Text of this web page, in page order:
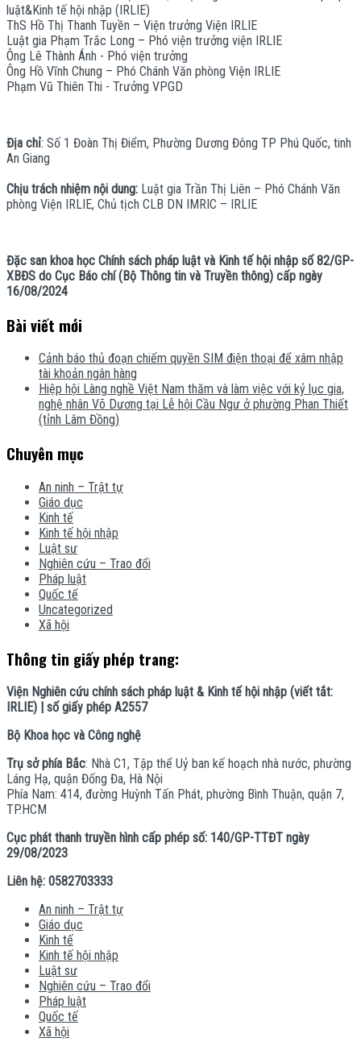
luật&Kinh tế hội nhập (IRLIE)
ThS Hồ Thị Thanh Tuyền – Viện trưởng Viện IRLIE
Luật gia Phạm Trắc Long – Phó viện trưởng viện IRLIE
Ông Lê Thành Ánh - Phó viện trưởng
Ông Hồ Vĩnh Chung – Phó Chánh Văn phòng Viện IRLIE
Phạm Vũ Thiên Thi - Trưởng VPGD
Địa chỉ: Số 1 Đoàn Thị Điểm, Phường Dương Đông TP Phú Quốc, tinh
An Giang
Chịu trách nhiệm nội dung: Luật gia Trần Thị Liên – Phó Chánh Văn
phòng Viện IRLIE, Chủ tịch CLB DN IMRIC – IRLIE
Đặc san khoa học Chính sách pháp luật và Kinh tế hội nhập số 82/GP-
XBĐS do Cục Báo chí (Bộ Thông tin và Truyền thông) cấp ngày
16/08/2024
Bài viết mới
Cảnh báo thủ đoạn chiếm quyền SIM điện thoại để xâm nhập
tài khoản ngân hàng
Hiệp hội Làng nghề Việt Nam thăm và làm việc với kỷ lục gia,
nghệ nhân Võ Dương tại Lễ hội Cầu Ngư ở phường Phan Thiết
(tỉnh Lâm Đồng)
Chuyên mục
An ninh – Trật tự
Giáo dục
Kinh tế
Kinh tế hội nhập
Luật sư
Nghiên cứu – Trao đổi
Pháp luật
Quốc tế
Uncategorized
Xã hội
Thông tin giấy phép trang:
Viện Nghiên cứu chính sách pháp luật & Kinh tế hội nhập (viết tắt:
IRLIE) | số giấy phép A2557
Bộ Khoa học và Công nghệ
Trụ sở phía Bắc: Nhà C1, Tập thể Uỷ ban kế hoạch nhà nước, phường
Láng Hạ, quận Đống Đa, Hà Nội
Phía Nam: 414, đường Huỳnh Tấn Phát, phường Bình Thuận, quận 7,
TP.HCM
Cục phát thanh truyền hình cấp phép số: 140/GP-TTĐT ngày
29/08/2023
Liên hệ: 0582703333
An ninh – Trật tự
Giáo dục
Kinh tế
Kinh tế hội nhập
Luật sư
Nghiên cứu – Trao đổi
Pháp luật
Quốc tế
Xã hội